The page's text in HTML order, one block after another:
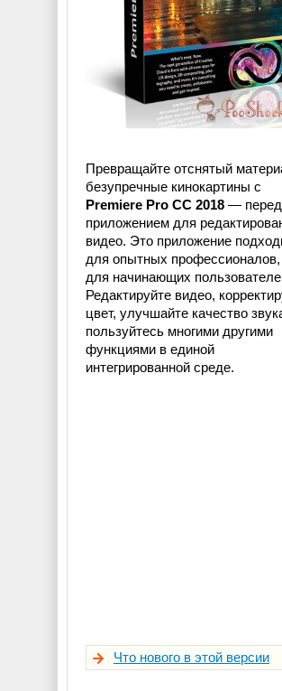
Превращайте отснятый
безупречные кинокартины с
Premiere Pro CC 2018 —
приложением для
видео. Это приложение
для опытных профессионалов,
для начинающих
Редактируйте видео,
цвет, улучшайте качество
пользуйтесь многими другими
функциями в единой
интегрированной среде.
Что нового в этой версии